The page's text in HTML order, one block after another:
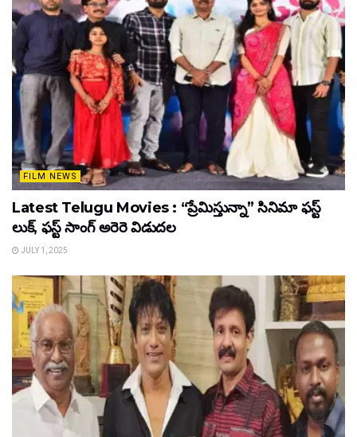
FILM NEWS
Latest Telugu Movies : “ప్రేమిస్తున్నా” సినిమా ఫస్ట్
లుక్, ఫస్ట్ సాంగ్ అరెరె విడుదల
JULY 1, 2025